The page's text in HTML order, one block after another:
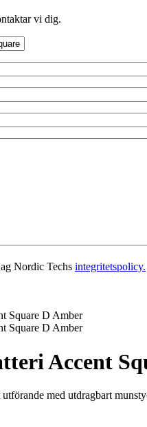
vi dig.
Nordic Techs integritetspolicy.
Accent
med utdragbart